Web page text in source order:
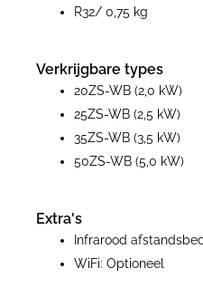
R32/ 0,75 kg
Verkrijgbare types
20ZS-WB (2,0 kW)
25ZS-WB (2,5 kW)
35ZS-WB (3,5 kW)
50ZS-WB (5,0 kW)
Extra's
Infrarood
WiFi: Optioneel